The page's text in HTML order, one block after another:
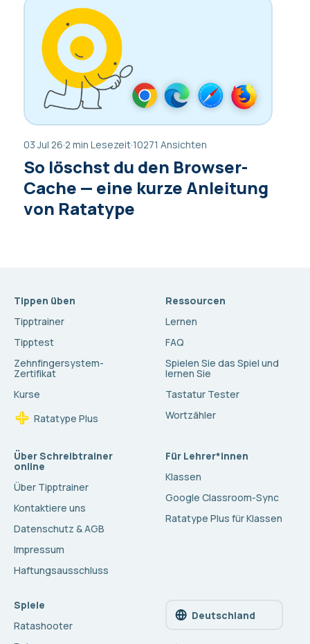
03 Jul 26·2 min Lesezeit·10271 Ansichten
So löschst du den Browser-
Cache — eine kurze Anleitung
von Ratatype
Tippen üben
Tipptrainer
Tipptest
Zehnfingersystem-
Zertifikat
Kurse
Ratatype Plus
Ressourcen
Lernen
FAQ
Spielen Sie das Spiel und
lernen Sie
Tastatur Tester
Wortzähler
Über Schreibtrainer
online
Über Tipptrainer
Kontaktiere uns
Datenschutz & AGB
Impressum
Haftungsausschluss
Für Lehrer*innen
Klassen
Google Classroom-Sync
Ratatype Plus für Klassen
Spiele
Ratashooter
Deutschland